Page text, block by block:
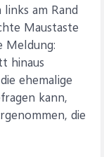
am Rand
Maustaste
Meldung:
hinaus
ehemalige
kann,
die